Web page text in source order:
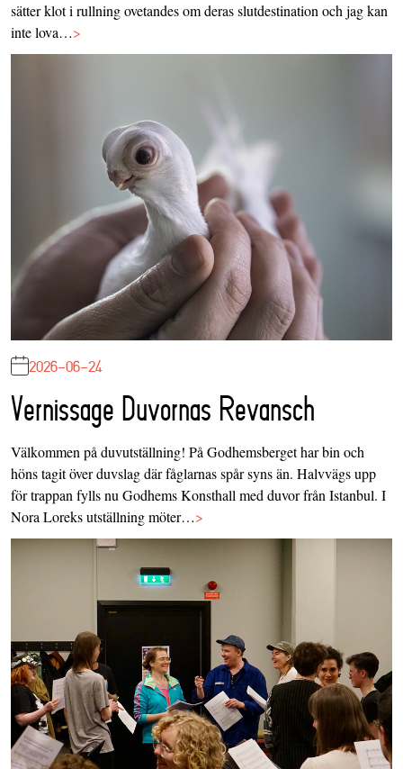
sätter klot i rullning ovetandes om deras slutdestination och jag kan
inte lova…>
2026-06-24
Vernissage Duvornas Revansch
Välkommen på duvutställning! På Godhemsberget har bin och
höns tagit över duvslag där fåglarnas spår syns än. Halvvägs upp
för trappan fylls nu Godhems Konsthall med duvor från Istanbul. I
Nora Loreks utställning möter…>